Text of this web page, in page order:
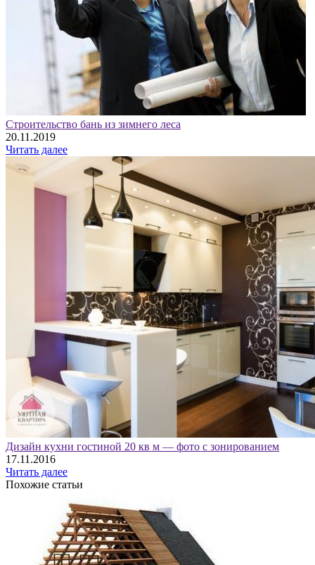
Строительство бань из зимнего леса
20.11.2019
Читать далее
Дизайн кухни гостиной 20 кв м — фото с зонированием
17.11.2016
Читать далее
Похожие статьи